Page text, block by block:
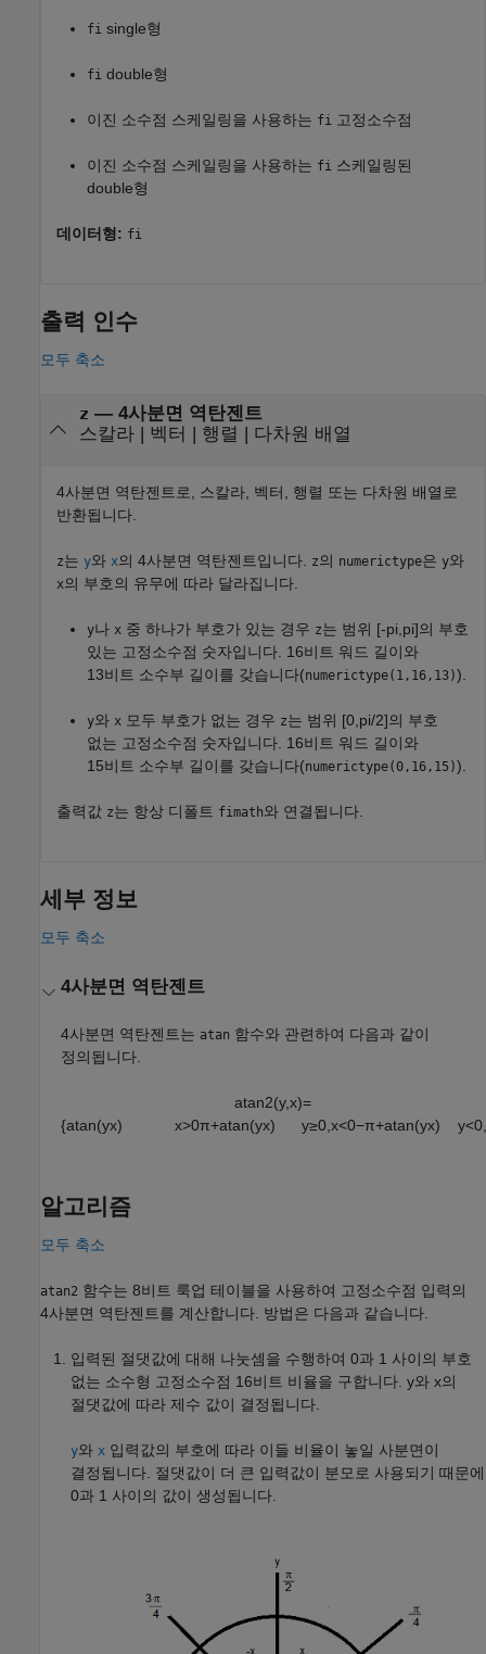
fi single형
fi double형
이진 소수점 스케일링을 사용하는 fi 고정소수점
이진 소수점 스케일링을 사용하는 fi 스케일링된
double형
데이터형: fi
출력 인수
모두 축소
z — 4사분면 역탄젠트
스칼라 | 벡터 | 행렬 | 다차원 배열
4사분면 역탄젠트로, 스칼라, 벡터, 행렬 또는 다차원 배열로
반환됩니다.
z는 y와 x의 4사분면 역탄젠트입니다. z의 numerictype은 y와
x의 부호의 유무에 따라 달라집니다.
y나 x 중 하나가 부호가 있는 경우 z는 범위 [-pi,pi]의 부호
있는 고정소수점 숫자입니다. 16비트 워드 길이와
13비트 소수부 길이를 갖습니다(numerictype(1,16,13)).
y와 x 모두 부호가 없는 경우 z는 범위 [0,pi/2]의 부호
없는 고정소수점 숫자입니다. 16비트 워드 길이와
15비트 소수부 길이를 갖습니다(numerictype(0,16,15)).
출력값 z는 항상 디폴트 fimath와 연결됩니다.
세부 정보
모두 축소
4사분면 역탄젠트
4사분면 역탄젠트는 atan 함수와 관련하여 다음과 같이
정의됩니다.
atan2(y,x)=
{atan(yx) x>0π+atan(yx) y≥0 ,x<0−π+atan(yx) y<0
알고리즘
모두 축소
atan2 함수는 8비트 룩업 테이블을 사용하여 고정소수점 입력의
4사분면 역탄젠트를 계산합니다. 방법은 다음과 같습니다.
입력된 절댓값에 대해 나눗셈을 수행하여 0과 1 사이의 부호
없는 소수형 고정소수점 16비트 비율을 구합니다. y와 x의
절댓값에 따라 제수 값이 결정됩니다.
y와 x 입력값의 부호에 따라 이들 비율이 놓일 사분면이
결정됩니다. 절댓값이 더 큰 입력값이 분모로 사용되기 때문에
0과 1 사이의 값이 생성됩니다.